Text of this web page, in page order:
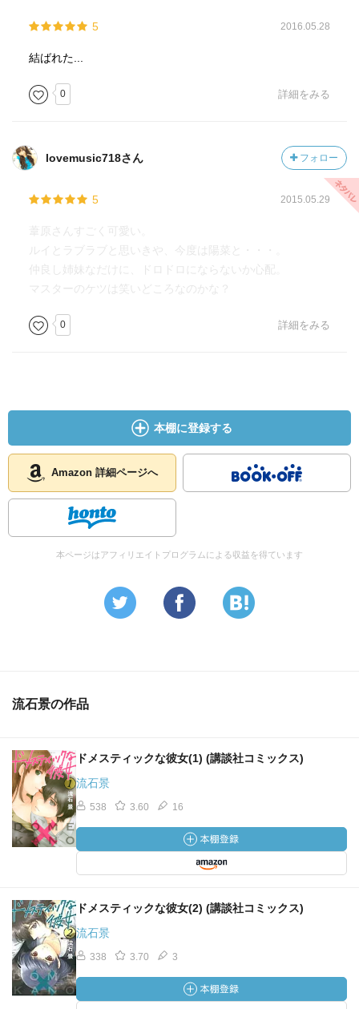
5 2016.05.28
結ばれた...
0 詳細をみる
lovemusic718さん フォロー
5 2015.05.29
葦原さんすごく可愛い。
ルイとラブラブと思いきや、今度は陽菜と・・・。
仲良し姉妹なだけに、ドロドロにならないか心配。
マスターのケツは笑いどころなのかな？
0 詳細をみる
本棚に登録する
Amazon 詳細ページへ
本ページはアフィリエイトプログラムによる収益を得ています
流石景の作品
ドメスティックな彼女(1) (講談社コミックス)
流石景
538 3.60 16
ドメスティックな彼女(2) (講談社コミックス)
流石景
338 3.70 3